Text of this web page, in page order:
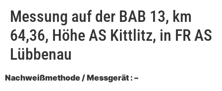
Messung auf der BAB 13, km
64,36, Höhe AS Kittlitz, in FR AS
Lübbenau
Nachweißmethode / Messgerät : –